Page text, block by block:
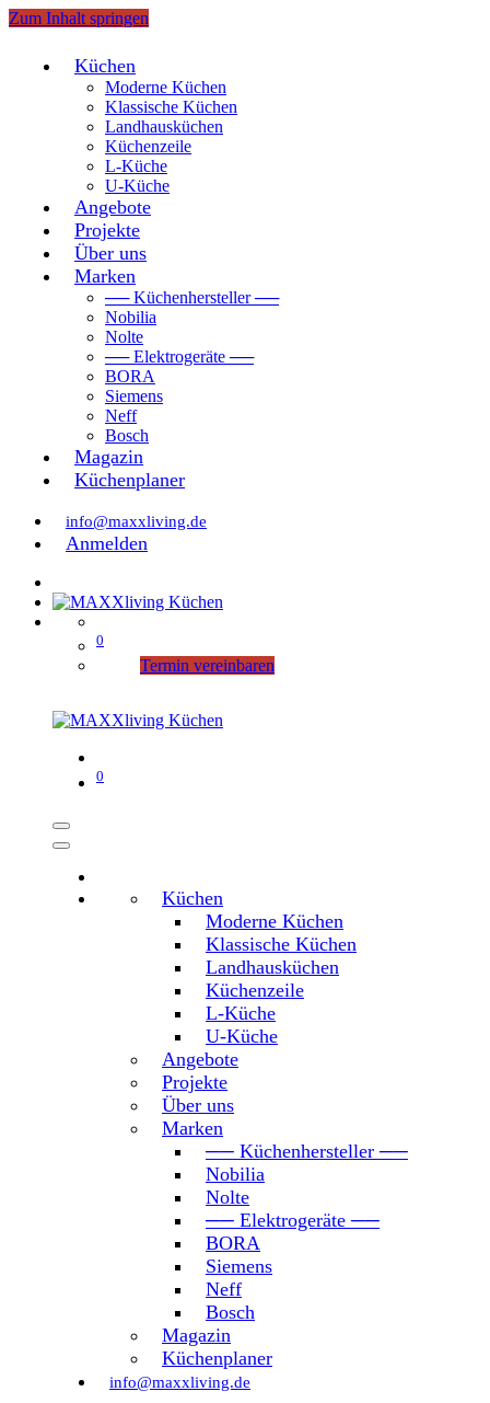
Zum Inhalt springen
Küchen
Moderne Küchen
Klassische Küchen
Landhausküchen
Küchenzeile
L-Küche
U-Küche
Angebote
Projekte
Über uns
Marken
── Küchenhersteller ──
Nobilia
Nolte
── Elektrogeräte ──
BORA
Siemens
Neff
Bosch
Magazin
Küchenplaner
info@maxxliving.de
Anmelden
0
Termin vereinbaren
0
Küchen
Moderne Küchen
Klassische Küchen
Landhausküchen
Küchenzeile
L-Küche
U-Küche
Angebote
Projekte
Über uns
Marken
── Küchenhersteller ──
Nobilia
Nolte
── Elektrogeräte ──
BORA
Siemens
Neff
Bosch
Magazin
Küchenplaner
info@maxxliving.de